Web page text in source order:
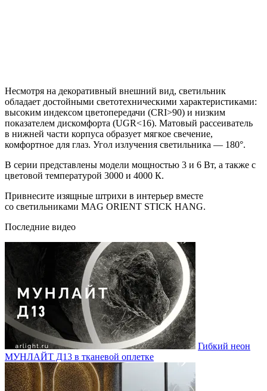
Несмотря на декоративный внешний вид, светильник
обладает достойными светотехническими характеристиками:
высоким индексом цветопередачи (CRI>90) и низким
показателем дискомфорта (UGR<16). Матовый рассеиватель
в нижней части корпуса образует мягкое свечение,
комфортное для глаз. Угол излучения светильника — 180°.
В серии представлены модели мощностью 3 и 6 Вт, а также с
цветовой температурой 3000 и 4000 К.
Привнесите изящные штрихи в интерьер вместе
со светильниками MAG ORIENT STICK HANG.
Последние видео
Гибкий неон
МУНЛАЙТ Д13 в тканевой оплетке